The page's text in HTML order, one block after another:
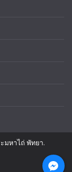
มหาไถ่ พัทยา.